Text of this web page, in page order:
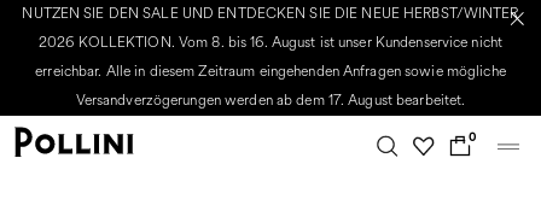
NUTZEN SIE DEN SALE UND ENTDECKEN SIE DIE NEUE HERBST/WINTER
2026 KOLLEKTION. Vom 8. bis 16. August ist unser Kundenservice nicht
erreichbar. Alle in diesem Zeitraum eingehenden Anfragen sowie mögliche
Versandverzögerungen werden ab dem 17. August bearbeitet.
0